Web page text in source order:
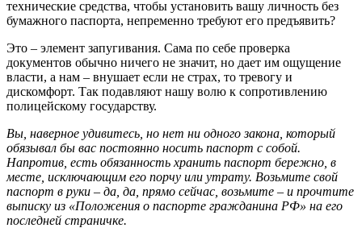
технические средства, чтобы установить вашу личность без
бумажного паспорта, непременно требуют его предъявить?
Это – элемент запугивания. Сама по себе проверка
документов обычно ничего не значит, но дает им ощущение
власти, а нам – внушает если не страх, то тревогу и
дискомфорт. Так подавляют нашу волю к сопротивлению
полицейскому государству.
Вы, наверное удивитесь, но нет ни одного закона, который
обязывал бы вас постоянно носить паспорт с собой.
Напротив, есть обязанность хранить паспорт бережно, в
месте, исключающим его порчу или утрату. Возьмите свой
паспорт в руки – да, да, прямо сейчас, возьмите – и прочтите
выписку из «Положения о паспорте гражданина РФ» на его
последней страничке.